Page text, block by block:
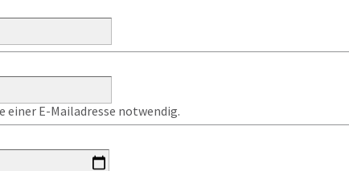
einer E-Mailadresse notwendig.